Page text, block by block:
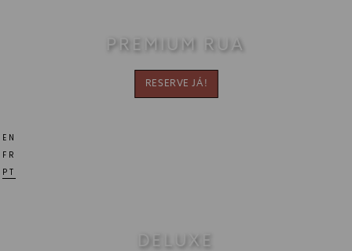
EN
FR
PT
PREMIUM RUA
RESERVE JÁ!
DELUXE